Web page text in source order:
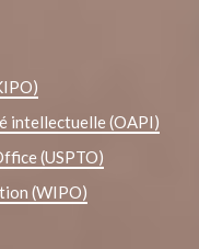
intellectuelle (OAPI)
(USPTO)
(WIPO)